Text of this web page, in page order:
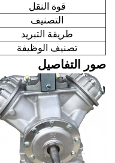
قوة النقل
التصنيف
طريقة التبريد
تصنيف الوظيفة
صور التفاصيل